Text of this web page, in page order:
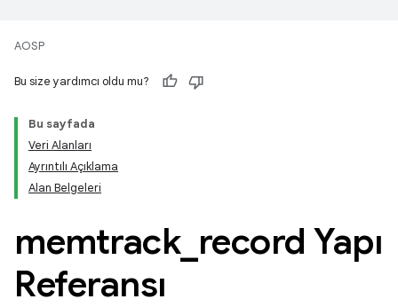
AOSP
Bu size yardımcı oldu mu?
Bu sayfada
Veri Alanları
Ayrıntılı Açıklama
Alan Belgeleri
memtrack_ record Yapı
Referansı